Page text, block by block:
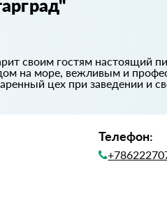
своим гостям настоящий
на море, вежливым и
цех при заведении и
Телефон: